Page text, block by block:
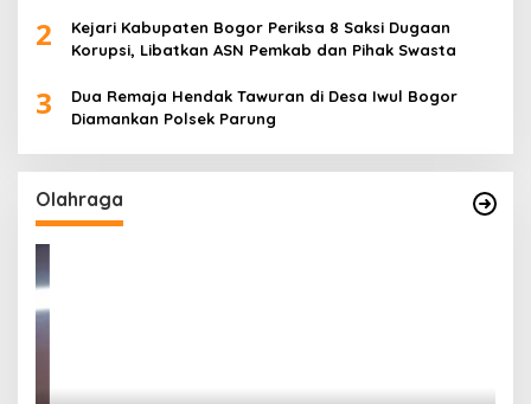
2
Kejari Kabupaten Bogor Periksa 8 Saksi Dugaan
Korupsi, Libatkan ASN Pemkab dan Pihak Swasta
3
Dua Remaja Hendak Tawuran di Desa Iwul Bogor
Diamankan Polsek Parung
Olahraga